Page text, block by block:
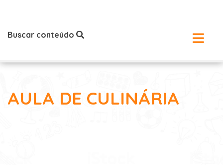
Buscar conteúdo
AULA DE CULINÁRIA